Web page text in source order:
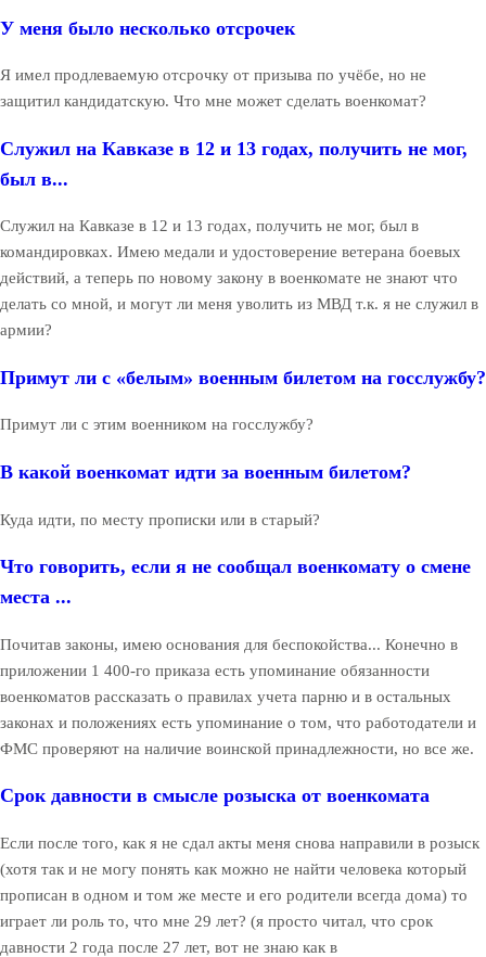
У меня было несколько отсрочек
Я имел продлеваемую отсрочку от призыва по учёбе, но не
защитил кандидатскую. Что мне может сделать военкомат?
Служил на Кавказе в 12 и 13 годах, получить не мог,
был в...
Служил на Кавказе в 12 и 13 годах, получить не мог, был в
командировках. Имею медали и удостоверение ветерана боевых
действий, а теперь по новому закону в военкомате не знают что
делать со мной, и могут ли меня уволить из МВД т.к. я не служил в
армии?
Примут ли с «белым» военным билетом на госслужбу?
Примут ли с этим военником на госслужбу?
В какой военкомат идти за военным билетом?
Куда идти, по месту прописки или в старый?
Что говорить, если я не сообщал военкомату о смене
места ...
Почитав законы, имею основания для беспокойства... Конечно в
приложении 1 400-го приказа есть упоминание обязанности
военкоматов рассказать о правилах учета парню и в остальных
законах и положениях есть упоминание о том, что работодатели и
ФМС проверяют на наличие воинской принадлежности, но все же.
Срок давности в смысле розыска от военкомата
Если после того, как я не сдал акты меня снова направили в розыск
(хотя так и не могу понять как можно не найти человека который
прописан в одном и том же месте и его родители всегда дома) то
играет ли роль то, что мне 29 лет? (я просто читал, что срок
давности 2 года после 27 лет, вот не знаю как в